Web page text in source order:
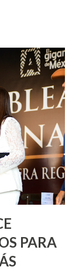
de 90 mil
en la calle
Octubre, con
se
de la
en
PARA